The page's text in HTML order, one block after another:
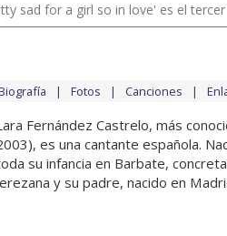
sad for a girl so in love' es el
Fotos Canciones
Fernández Castrelo, más
es una cantante española.
su infancia en Barbate,
y su padre, nacido en